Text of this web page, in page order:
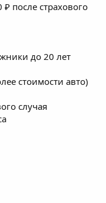
после страхового
до 20 лет
стоимости авто)
случая